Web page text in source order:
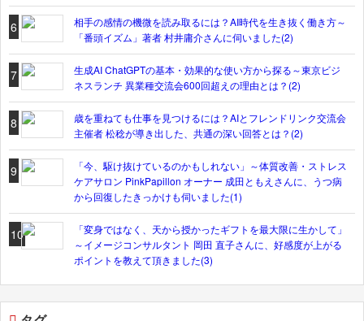
6
相手の感情の機微を読み取るには？AI時代を生き抜く働き方～
「番頭イズム」著者 村井庸介さんに伺いました(2)
7
生成AI ChatGPTの基本・効果的な使い方から探る～東京ビジ
ネスランチ 異業種交流会600回超えの理由とは？(2)
8
歳を重ねても仕事を見つけるには？AIとフレンドリンク交流会
主催者 松稔が導き出した、共通の深い回答とは？(2)
9
「今、駆け抜けているのかもしれない」～体質改善・ストレス
ケアサロン PinkPapillon オーナー 成田ともえさんに、うつ病
から回復したきっかけも伺いました(1)
10
「変身ではなく、天から授かったギフトを最大限に生かして」
～イメージコンサルタント 岡田 直子さんに、好感度が上がる
ポイントを教えて頂きました(3)